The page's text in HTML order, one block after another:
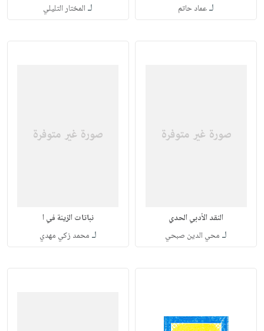
لـعماد حاتم لـ المختار التليلي
النقد الأدبي الحدي
لـ محي الدين صبحي
نباتات الزينة في ا
لـ محمد زكي مهدي